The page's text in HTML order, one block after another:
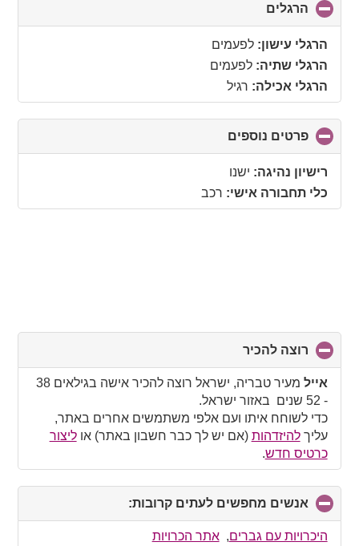
הרגלים
to
collapse
contents
הרגלי עישון: לפעמים
הרגלי שתיה: לפעמים
הרגלי אכילה: רגיל
פרטים נוספים
to
רישיון נהיגה: ישנו
כלי תחבורה אישי: רכב
רוצה להכיר
to
collapse
contents
אייל
מעיר טבריה, ישראל רוצה להכיר אישה בגילאים 38
- 52 שנים באזור ישראל.
כדי לשוחח איתו ועם אלפי משתמשים אחרים באתר,
עליךלהיזדהות (אם יש לך כבר חשבון באתר) אוליצור
כרטיס חדש.
אנשים מחפשים לעתים קרובות:
to
היכרויות עם גברים,אתר הכרויות